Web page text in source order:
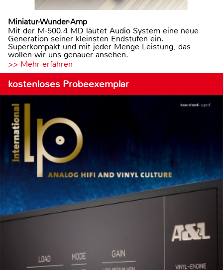
Miniatur-Wunder-Amp
Mit der M-500.4 MD läutet Audio System eine neue
Generation seiner kleinsten Endstufen ein.
Superkompakt und mit jeder Menge Leistung, das
wollen wir uns genauer ansehen.
>> Mehr erfahren
kostenloses Probeexemplar